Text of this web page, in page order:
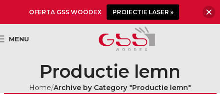
MENU
Productie lemn
Home Archive by Category "Productie lemn"
OFERTA GSS WOODEX PROIECTIE LASER »